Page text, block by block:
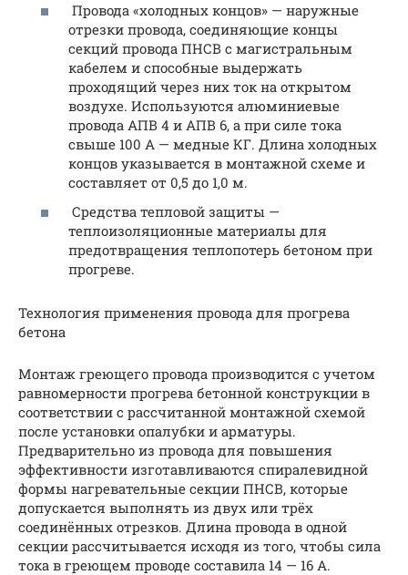
Провода «холодных концов» — наружные
отрезки провода, соединяющие концы
секций провода ПНСВ с магистральным
кабелем и способные выдержать
проходящий через них ток на открытом
воздухе. Используются алюминиевые
провода АПВ 4 и АПВ 6, а при силе тока
свыше 100 А — медные КГ. Длина холодных
концов указывается в монтажной схеме и
составляет от 0,5 до 1,0 м.
Средства тепловой защиты —
теплоизоляционные материалы для
предотвращения теплопотерь бетоном при
прогреве.
Технология применения провода для прогрева
бетона
Монтаж греющего провода производится с учетом
равномерности прогрева бетонной конструкции в
соответствии с рассчитанной монтажной схемой
после установки опалубки и арматуры.
Предварительно из провода для повышения
эффективности изготавливаются спиралевидной
формы нагревательные секции ПНСВ, которые
допускается выполнять из двух или трёх
соединённых отрезков. Длина провода в одной
секции рассчитывается исходя из того, чтобы сила
тока в греющем проводе составила 14 — 16 А.